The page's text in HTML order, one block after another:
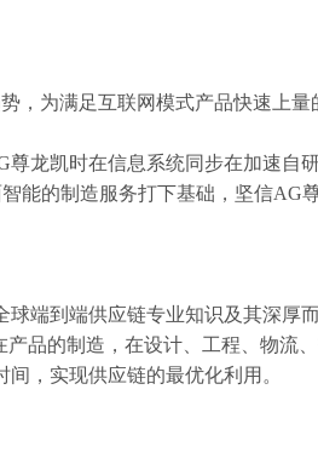
， 为满足互联网模式产品快速上
尊龙凯时在信息系统同步在加速
能的制造服务打下基础，坚信AG
端到端供应链专业知识及其深厚
品的制造，在设计、工程、物流
，实现供应链的最优化利用。